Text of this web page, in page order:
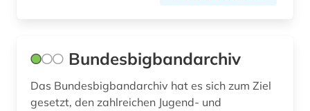
spiele (1)
Bundesbigbandarchiv
Das Bundesbigbandarchiv hat es sich zum Ziel
gesetzt, den zahlreichen Jugend- und